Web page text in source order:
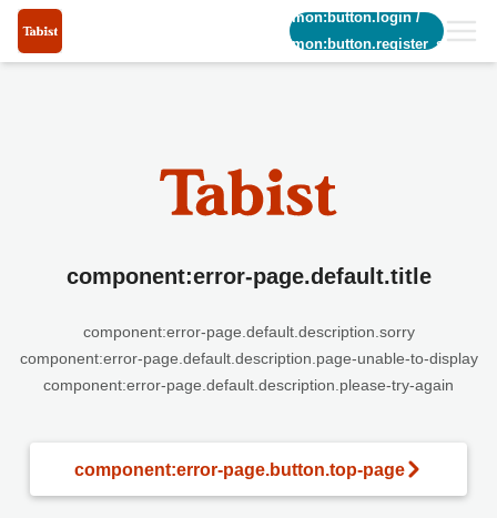
common:button.login/
common:button.register_short
component:error-page.default.title
component:error-page.default.description.sorry
component:error-page.default.description.page-unable-to-display
component:error-page.default.description.please-try-again
component:error-page.button.top-page